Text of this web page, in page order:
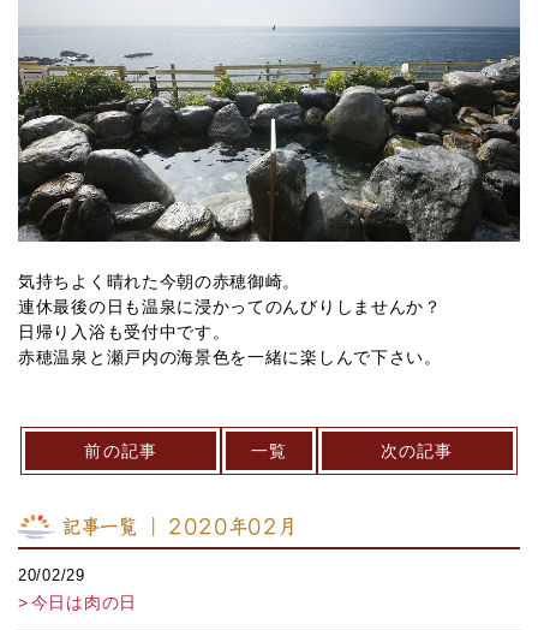
気持ちよく晴れた今朝の赤穂御崎。
連休最後の日も温泉に浸かってのんびりしませんか？
日帰り入浴も受付中です。
赤穂温泉と瀬戸内の海景色を一緒に楽しんで下さい。
前の記事 一覧 次の記事
記事一覧 ｜ 2020年02月
20/02/29
今日は肉の日